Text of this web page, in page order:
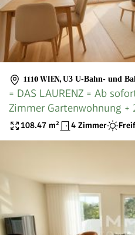
1110 WIEN, U3 U-Bahn- und Bahnhof
= DAS LAURENZ = Ab
Zimmer Gartenwohnung +
bedroom
108.47 m² 4 Zimmer